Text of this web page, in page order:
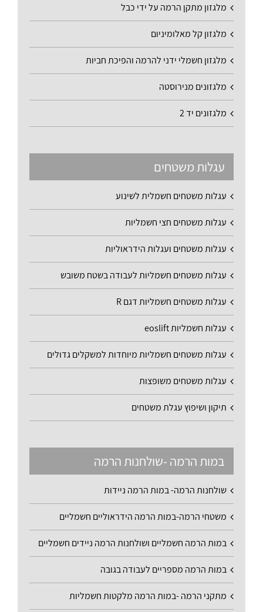
מלגזון מתקן הרמה על ידי כבל
מלגזון קל מאלומיניום
מלגזון חשמלי ידני להרמה והפיכת חביות
מלגזונים מנירוסטה
מלגזונים יד 2
עגלות משטחים
עגלות משטחים חשמלית לשינוע
עגלות משטחים חצי חשמליות
עגלות משטחים ועגלות הידראוליות
עגלות משטחים חשמליות לעבודה בשטח משובש
עגלות משטחים חשמליות דגם R
עגלות חשמליות eoslift
עגלות משטחים חשמליות מיוחדות למשקלים גדולים
עגלות משטחים משופצות
תיקון ושיפוץ עגלת משטחים
במות הרמה -שולחנות הרמה
שולחנות הרמה- במות הרמה ניידות
משטחי הרמה-במות הרמה הידראוליים חשמליים
במות הרמה חשמליים ושולחנות הרמה ניידים חשמליים
במות הרמה מספריים לעבודה בגובה
מתקני הרמה -במות הרמה מלקטות חשמליות